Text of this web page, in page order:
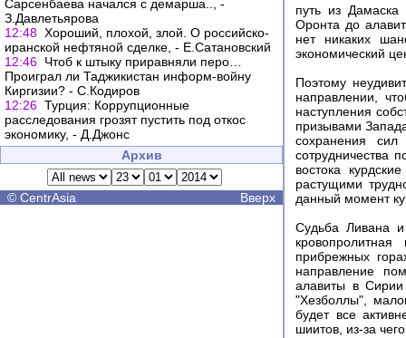
Сарсенбаева начался с демарша.., -
З.Давлетьярова
12:48 Хороший, плохой, злой. О российско-
иранской нефтяной сделке, - Е.Сатановский
12:46 Чтоб к штыку приравняли перо…
Проиграл ли Таджикистан информ-войну
Киргизии? - С.Кодиров
12:26 Турция: Коррупционные
расследования грозят пустить под откос
экономику, - Д.Джонс
Архив
© CentrAsia Вверх
путь из
Оронта до
нет никаких
экономический
Поэтому
направлении,
наступления
призывами
сохранения
сотрудничества
востока
растущими
данный момент
Судьба Ливана
прибрежных
направление
алавиты в
"Хезболлы",
будет все
шиитов, из-за